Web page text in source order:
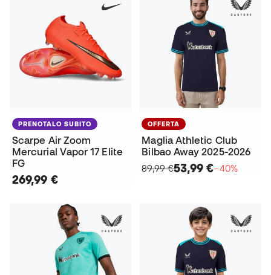
PRENOTALO SUBITO
Scarpe Air Zoom
Mercurial Vapor 17 Elite
FG
269,99 €
OFFERTA
Maglia Athletic Club
Bilbao Away 2025-2026
89,99 €53,99 €−40%